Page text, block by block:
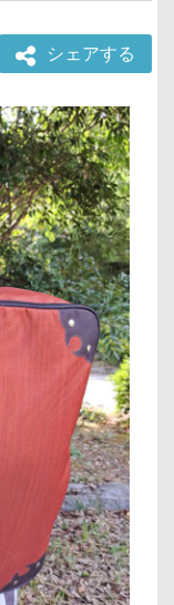
シェアする